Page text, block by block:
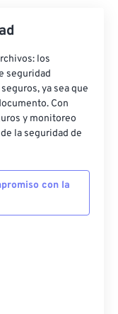
los
seguridad
ya sea que
Con
y monitoreo
la seguridad de
con la